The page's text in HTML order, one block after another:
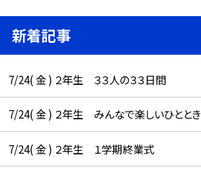
新着記事
7/24( 金 ) ２年生 ３３人の３３日間
7/24( 金 ) ２年生 みんなで楽しいひととき
7/24( 金 ) ２年生 １学期終業式